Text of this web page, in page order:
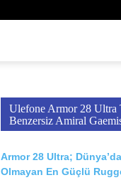
Ulefone Armor 28 Ultra
Benzersiz Amiral
Armor 28 Ultra;
Olmayan En Güçlü